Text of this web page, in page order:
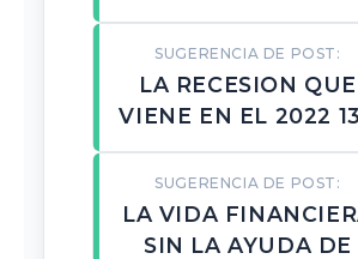
SUGERENCIA DE POST:
LA RECESION QUE
VIENE EN EL 2022
SUGERENCIA DE POST:
LA VIDA
SIN LA AYUDA DE